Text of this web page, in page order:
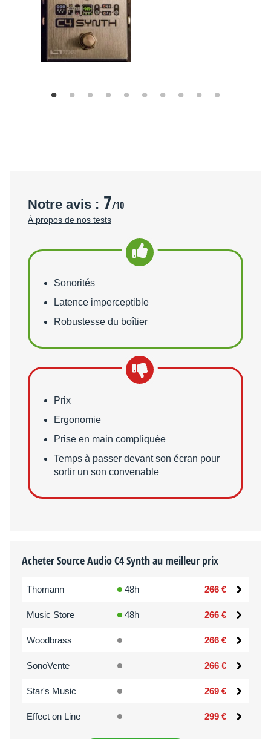
Notre avis : 7/10
À propos de nos tests
Points forts
Sonorités
Latence imperceptible
Robustesse du boîtier
Points faibles
Prix
Ergonomie
Prise en main compliquée
Temps à passer devant son écran pour
sortir un son convenable
Acheter Source Audio C4 Synth au meilleur prix
Thomann 48h 266 €
Music Store 48h 266 €
Woodbrass 266 €
SonoVente 266 €
Star's Music 269 €
Effect on Line 299 €